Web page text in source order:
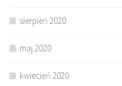
sierpień 2020
maj 2020
kwiecień 2020